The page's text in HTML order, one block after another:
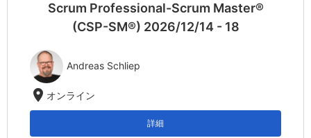
Scrum Professional-Scrum Master®
(CSP-SM®) 2026/12/14 - 18
Andreas Schliep
location_on オンライン
詳細